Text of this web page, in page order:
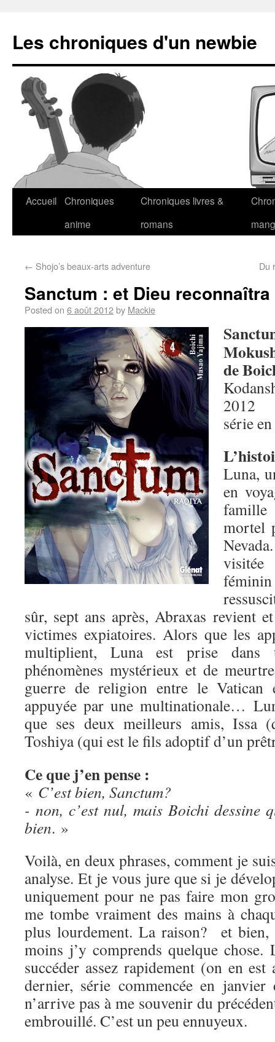
Les chroniques d'un newbie
Accueil Chroniques
anime
Chroniques livres &
romans
← Shojo’s beaux-arts adventure Du
Sanctum : et Dieu
Posted on 6 août 2012by Mackie
de
2012
série
Luna,
en
mortel
visitée
sûr, sept ans après, Abraxas revient
victimes expiatoires. Alors que les
multiplient, Luna est prise dans
phénomènes mystérieux et de
guerre de religion entre le Vatican
appuyée par une multinationale…
que ses deux meilleurs amis, Issa
Toshiya (qui est le fils adoptif d’un
Ce que j’en pense :
« C’est bien, Sanctum?
- non, c’est nul, mais Boichi dessine
bien. »
Voilà, en deux phrases, comment je
analyse. Et je vous jure que si je
uniquement pour ne pas faire mon
me tombe vraiment des mains à
plus lourdement. La raison? et bien,
moins j’y comprends quelque chose.
succéder assez rapidement (on en
dernier, série commencée en
n’arrive pas à me souvenir du
embrouillé. C’est un peu ennuyeux.